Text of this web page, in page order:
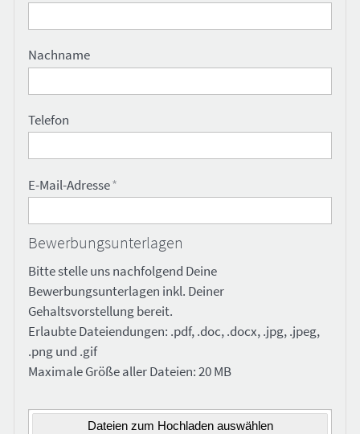
Nachname
Telefon
E-Mail-Adresse*
Bewerbungsunterlagen
Bitte stelle uns nachfolgend Deine
Bewerbungsunterlagen inkl. Deiner
Gehaltsvorstellung bereit.
Erlaubte Dateiendungen: .pdf, .doc, .docx, .jpg, .jpeg,
.png und .gif
Maximale Größe aller Dateien: 20 MB